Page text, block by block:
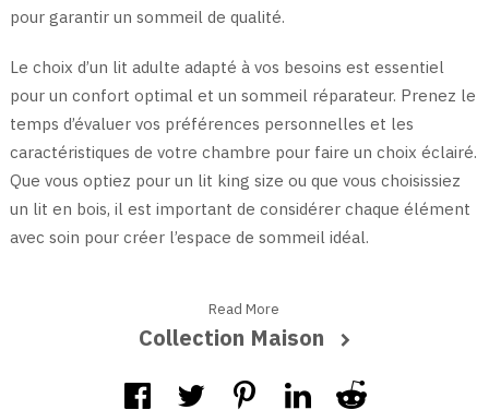
pour garantir un sommeil de qualité.
Le choix d’un lit adulte adapté à vos besoins est essentiel
pour un confort optimal et un sommeil réparateur. Prenez le
temps d’évaluer vos préférences personnelles et les
caractéristiques de votre chambre pour faire un choix éclairé.
Que vous optiez pour un lit king size ou que vous choisissiez
un lit en bois, il est important de considérer chaque élément
avec soin pour créer l’espace de sommeil idéal.
Read More
Collection Maison